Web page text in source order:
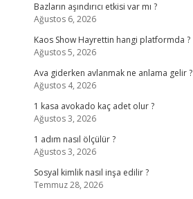
Bazların aşındırıcı etkisi var mı ?
Ağustos 6, 2026
Kaos Show Hayrettin hangi platformda ?
Ağustos 5, 2026
Ava giderken avlanmak ne anlama gelir ?
Ağustos 4, 2026
1 kasa avokado kaç adet olur ?
Ağustos 3, 2026
1 adım nasıl ölçülür ?
Ağustos 3, 2026
Sosyal kimlik nasıl inşa edilir ?
Temmuz 28, 2026